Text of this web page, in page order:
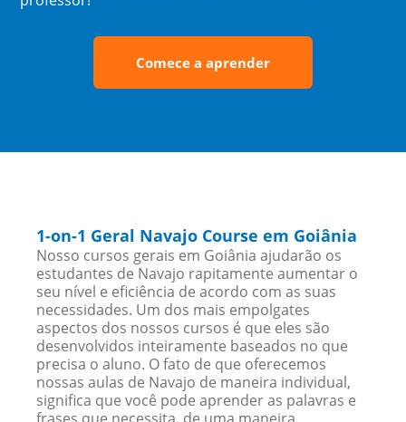
Comece a aprender
1-on-1 Geral Navajo Course em Goiânia
Nosso cursos gerais em Goiânia ajudarão os
estudantes de Navajo rapitamente aumentar o
seu nível e eficiência de acordo com as suas
necessidades. Um dos mais empolgates
aspectos dos nossos cursos é que eles são
desenvolvidos inteiramente baseados no que
precisa o aluno. O fato de que oferecemos
nossas aulas de Navajo de maneira individual,
significa que você pode aprender as palavras e